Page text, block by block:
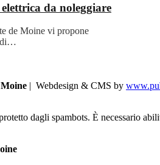
da noleggiare
de Moine vi propone
di…
| Webdesign & CMS by
dagli spambots. È necessario